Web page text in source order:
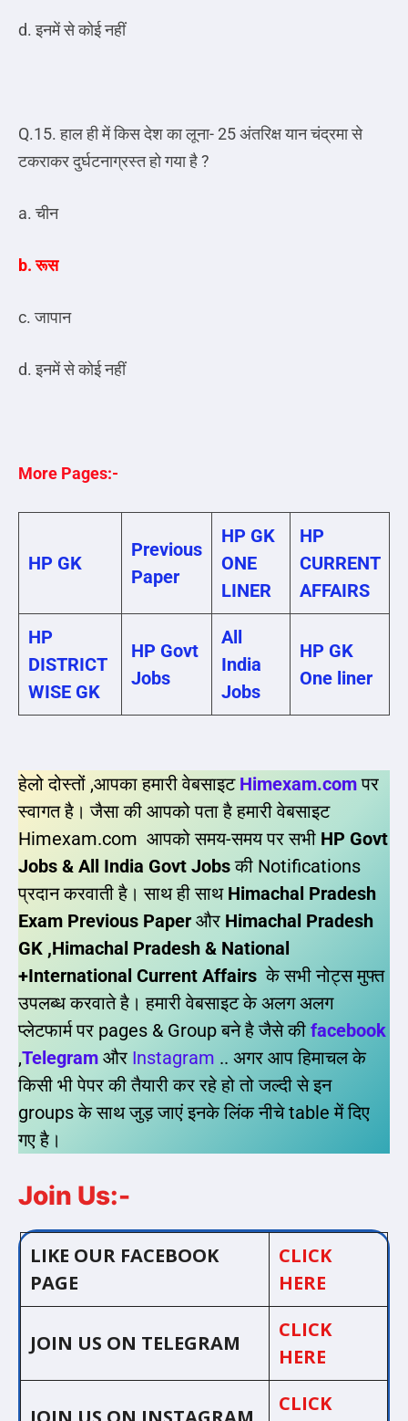
d. इनमें से कोई नहीं
Q.15. हाल ही में किस देश का लूना- 25 अंतरिक्ष यान चंद्रमा से
टकराकर दुर्घटनाग्रस्त हो गया है ?
a. चीन
b. रूस
c. जापान
d. इनमें से कोई नहीं
More Pages:-
HP GK
Previous
Paper
HP GK
ONE
LINER
HP
CURRENT
AFFAIRS
HP
DISTRICT
WISE GK
HP Govt
Jobs
All
India
Jobs
HP GK
One liner
हेलो दोस्तों ,आपका हमारी वेबसाइट Himexam.comपर
स्वागत है। जैसा की आपको पता है हमारी वेबसाइट
Himexam.com आपको समय-समय पर सभी HP Govt
Jobs & All India Govt Jobsकी Notifications
प्रदान करवाती है। साथ ही साथ Himachal Pradesh
Exam Previous Paper और Himachal Pradesh
GK ,Himachal Pradesh & National
+International Current Affairs के सभी नोट्स मुफ्त
उपलब्ध करवाते है। हमारी वेबसाइट के अलग अलग
प्लेटफार्म पर pages & Group बने है जैसे की facebook
,Telegram और Instagram .. अगर आप हिमाचल के
किसी भी पेपर की तैयारी कर रहे हो तो जल्दी से इन
groups के साथ जुड़ जाएं इनके लिंक नीचे table में दिए
गए है।
Join Us:-
LIKE OUR FACEBOOK
PAGE
CLICK
HERE
JOIN US ON TELEGRAM
CLICK
HERE
CLICK